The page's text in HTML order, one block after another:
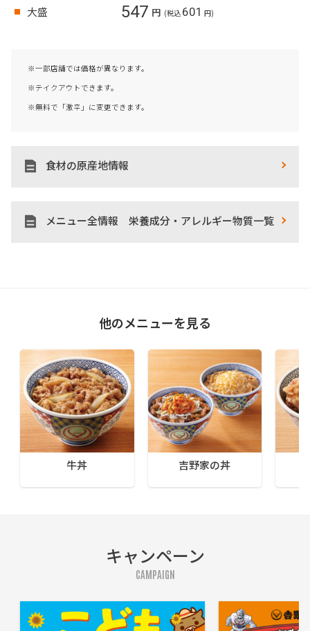
大盛 547 円 (税込 601 円)
※一部店舗では価格が異なります。
※テイクアウトできます。
※無料で「激辛」に変更できます。
食材の原産地情報
メニュー全情報 栄養成分・アレルギー物質一覧
他のメニューを見る
牛丼 吉野家の丼
キャンペーン
CAMPAIGN